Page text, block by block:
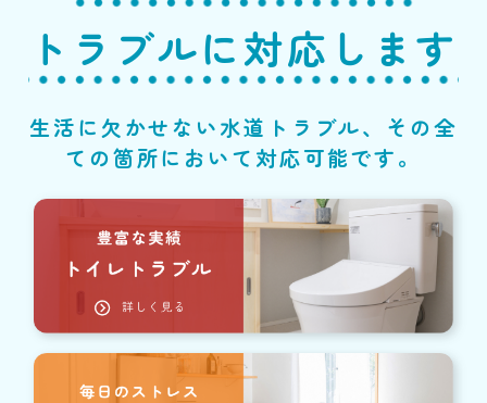
トラブルに対応します
生活に欠かせない水道トラブル、その全
ての箇所において対応可能です。